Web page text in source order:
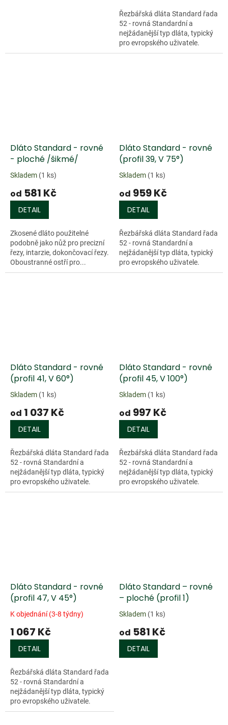
Řezbářská dláta Standard řada
52 - rovná Standardní a
nejžádanější typ dláta, typický
pro evropského uživatele.
Charakterizují jej dvě
Dláto Standard - rovné
- ploché /šikmé/
Skladem (1 ks)
od 581 Kč
DETAIL
Zkosené dláto použitelné
podobně jako nůž pro precizní
řezy, intarzie, dokončovací řezy.
Oboustranné ostří pro...
Dláto Standard - rovné
(profil 39, V 75°)
Skladem (1 ks)
od 959 Kč
DETAIL
Řezbářská dláta Standard řada
52 - rovná Standardní a
nejžádanější typ dláta, typický
pro evropského uživatele.
Charakterizují jej dvě
Dláto Standard - rovné
(profil 41, V 60°)
Skladem (1 ks)
od 1 037 Kč
DETAIL
Řezbářská dláta Standard řada
52 - rovná Standardní a
nejžádanější typ dláta, typický
pro evropského uživatele.
Charakterizují jej dvě
Dláto Standard - rovné
(profil 45, V 100°)
Skladem (1 ks)
od 997 Kč
DETAIL
Řezbářská dláta Standard řada
52 - rovná Standardní a
nejžádanější typ dláta, typický
pro evropského uživatele.
Charakterizují jej dvě
Dláto Standard - rovné
(profil 47, V 45°)
K objednání (3-8 týdny)
1 067 Kč
DETAIL
Řezbářská dláta Standard řada
52 - rovná Standardní a
nejžádanější typ dláta, typický
pro evropského uživatele.
Charakterizují jej dvě
Dláto Standard – rovné
– ploché (profil 1)
Skladem (1 ks)
od 581 Kč
DETAIL